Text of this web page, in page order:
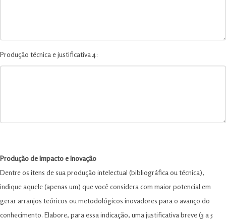
Produção técnica e justificativa 4:
Produção de Impacto e Inovação
Dentre os itens de sua produção intelectual (bibliográfica ou técnica),
indique aquele (apenas um) que você considera com maior potencial em
gerar arranjos teóricos ou metodológicos inovadores para o avanço do
conhecimento. Elabore, para essa indicação, uma justificativa breve (3 a 5